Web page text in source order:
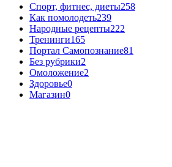
Спорт, фитнес, диеты258
Как помолодеть239
Народные рецепты222
Тренинги165
Портал Самопознание81
Без рубрики2
Омоложение2
Здоровье0
Магазин0